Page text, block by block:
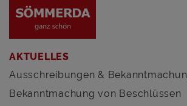
AKTUELLES
Ausschreibungen &
Bekanntmachung von Beschlüssen